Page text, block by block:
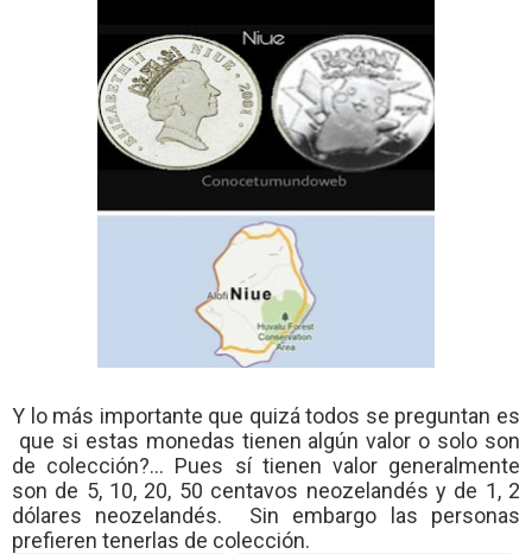
Y lo más importante que quizá todos se preguntan es
que si estas monedas tienen algún valor o solo son
de colección?… Pues sí tienen valor generalmente
son de 5, 10, 20, 50 centavos neozelandés y de 1, 2
dólares neozelandés. Sin embargo las personas
prefieren tenerlas de colección.